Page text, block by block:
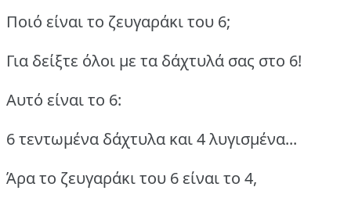
Ποιό είναι το ζευγαράκι του 6;
Για δείξτε όλοι με τα δάχτυλά σας στο 6!
Αυτό είναι το 6:
6 τεντωμένα δάχτυλα και 4 λυγισμένα...
Άρα το ζευγαράκι του 6 είναι το 4,